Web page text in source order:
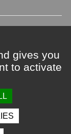
gives you
to activate